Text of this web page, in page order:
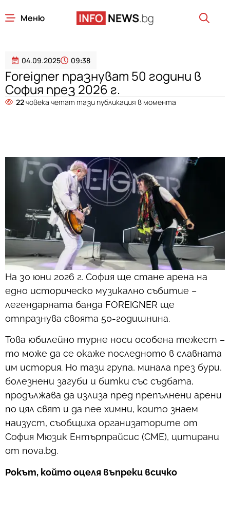
Меню
04.09.2025 09:38
Foreigner празнуват 50 години в
София през 2026 г.
22човека четат тази публикация в момента
На 30 юни 2026 г. София ще стане арена на
едно историческо музикално събитие –
легендарната банда FOREIGNER ще
отпразнува своята 50-годишнина.
Това юбилейно турне носи особена тежест –
то може да се окаже последното в славната
им история. Но тази група, минала през бури,
болезнени загуби и битки със съдбата,
продължава да излиза пред препълнени арени
по цял свят и да пее химни, които знаем
наизуст, съобщиха организаторите от
София Мюзик Ентърпрайсис (СМЕ), цитирани
от nova.bg.
Рокът, който оцеля въпреки всичко